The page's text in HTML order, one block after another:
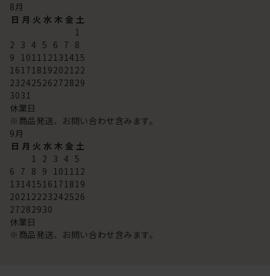
8月
日 月 火 水 木 金 土
1
2 3 4 5 6 7 8
9 101112131415
16171819202122
23242526272829
3031
休業日
※商品発送、お問い合わせ含みます。
9月
日 月 火 水 木 金 土
1 2 3 4 5
6 7 8 9 101112
13141516171819
20212223242526
27282930
休業日
※商品発送、お問い合わせ含みます。